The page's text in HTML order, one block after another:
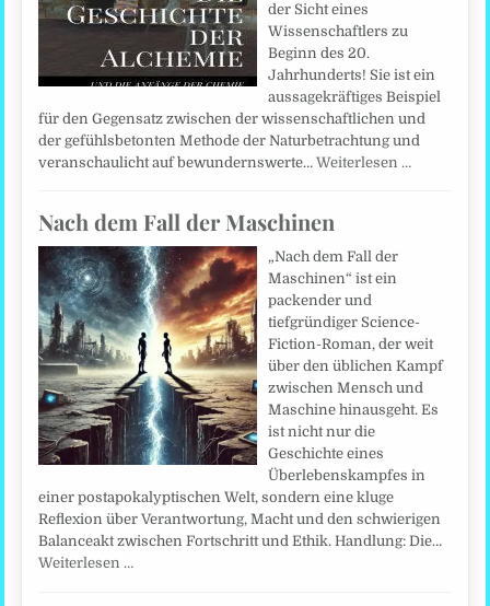
der Sicht eines
Wissenschaftlers zu
Beginn des 20.
Jahrhunderts! Sie ist ein
aussagekräftiges Beispiel
für den Gegensatz zwischen der wissenschaftlichen und
der gefühlsbetonten Methode der Naturbetrachtung und
veranschaulicht auf bewundernswerte…Weiterlesen …
Nach dem Fall der Maschinen
„Nach dem Fall der
Maschinen“ ist ein
packender und
tiefgründiger Science-
Fiction-Roman, der weit
über den üblichen Kampf
zwischen Mensch und
Maschine hinausgeht. Es
ist nicht nur die
Geschichte eines
Überlebenskampfes in
einer postapokalyptischen Welt, sondern eine kluge
Reflexion über Verantwortung, Macht und den schwierigen
Balanceakt zwischen Fortschritt und Ethik. Handlung: Die…
Weiterlesen …